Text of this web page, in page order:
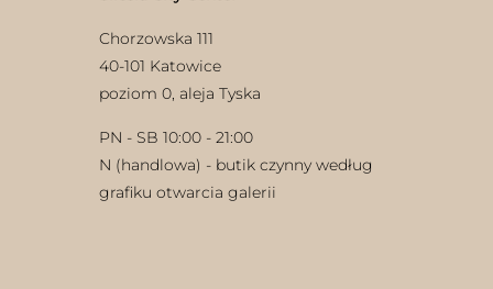
Chorzowska 111
40-101 Katowice
poziom 0, aleja Tyska
PN - SB 10:00 - 21:00
N (handlowa) - butik czynny według
grafiku otwarcia galerii